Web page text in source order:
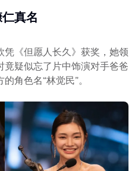
真名
凭《但愿人长久》获奖，她领
疑似忘了片中饰演对手爸爸
角色名“林觉民”。